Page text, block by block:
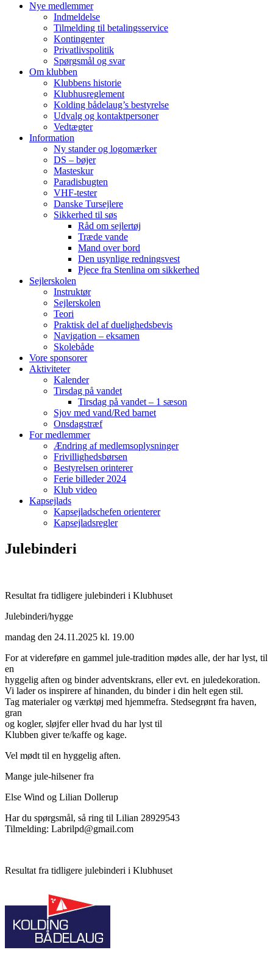
Nye medlemmer
Indmeldelse
Tilmelding til betalingsservice
Kontingenter
Privatlivspolitik
Spørgsmål og svar
Om klubben
Klubbens historie
Klubhusreglement
Kolding bådelaug’s bestyrelse
Udvalg og kontaktpersoner
Vedtægter
Information
Ny stander og logomærker
DS – bøjer
Masteskur
Paradisbugten
VHF-tester
Danske Tursejlere
Sikkerhed til søs
Råd om sejlertøj
Træde vande
Mand over bord
Den usynlige redningsvest
Pjece fra Stenlina om sikkerhed
Sejlerskolen
Instruktør
Sejlerskolen
Teori
Praktisk del af duelighedsbevis
Navigation – eksamen
Skolebåde
Vore sponsorer
Aktiviteter
Kalender
Tirsdag på vandet
Tirsdag på vandet – 1 sæson
Sjov med vand/Red barnet
Onsdagstræf
For medlemmer
Ændring af medlemsoplysninger
Frivillighedsbørsen
Bestyrelsen orinterer
Ferie billeder 2024
Klub video
Kapsejlads
Kapsejladschefen orienterer
Kapsejladsregler
Julebinderi
Resultat fra tidligere julebinderi i Klubhuset
Julebinderi/hygge
mandag den 24.11.2025 kl. 19.00
For at videreføre en gammel jule-tradition mødes alle, der har lyst, til
en
hyggelig aften og binder adventskrans, eller evt. en juledekoration.
Vi lader os inspirere af hinanden, du binder i din helt egen stil.
Tag materialer og værktøj med hjemmefra. Stedsegrønt fra haven,
gran
og kogler, sløjfer eller hvad du har lyst til
Klubben giver te/kaffe og kage.
Vel mødt til en hyggelig aften.
Mange jule-hilsener fra
Else Wind og Lilian Dollerup
Har du spørgsmål, så ring til Lilian 28929543
Tilmelding: Labrilpd@gmail.com
Resultat fra tidligere julebinderi i Klubhuset